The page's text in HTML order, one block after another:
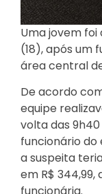
Uma jovem
(18), após um
área central
De acordo
equipe
volta das
funcionário do
a suspeita
em R$